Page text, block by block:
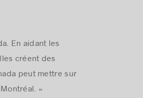
. En aidant les
créent des
peut mettre sur
»